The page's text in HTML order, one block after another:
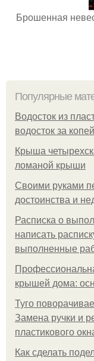
Брошенная
Популярные
Водосток из
водосток за
Крыша
ломаной крыши
Своими руками
достоинства и
Расписка о
написать
выполненные
крышей дома:
Туго
Замена ручки и
пластикового
Как сделать